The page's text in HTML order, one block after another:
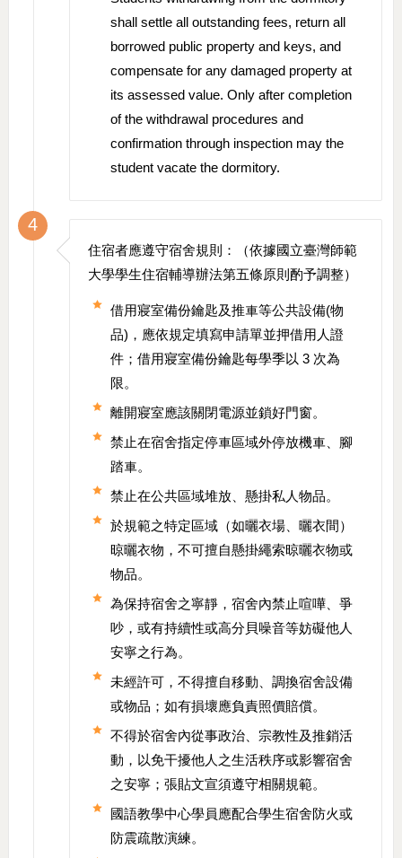
shall settle all outstanding fees, return all
borrowed public property and keys, and
compensate for any damaged property at
its assessed value. Only after completion
of the withdrawal procedures and
confirmation through inspection may the
student vacate the dormitory.
4
住宿者應遵守宿舍規則：（依據國立臺灣師範
大學學生住宿輔導辦法第五條原則酌予調整）
借用寢室備份鑰匙及推車等公共設備(物
品)，應依規定填寫申請單並押借用人證
件；借用寢室備份鑰匙每學季以 3 次為
限。
離開寢室應該關閉電源並鎖好門窗。
禁止在宿舍指定停車區域外停放機車、腳
踏車。
禁止在公共區域堆放、懸掛私人物品。
於規範之特定區域（如曬衣場、曬衣間）
晾曬衣物，不可擅自懸掛繩索晾曬衣物或
物品。
為保持宿舍之寧靜，宿舍內禁止喧嘩、爭
吵，或有持續性或高分貝噪音等妨礙他人
安寧之行為。
未經許可，不得擅自移動、調換宿舍設備
或物品；如有損壞應負責照價賠償。
不得於宿舍內從事政治、宗教性及推銷活
動，以免干擾他人之生活秩序或影響宿舍
之安寧；張貼文宣須遵守相關規範。
國語教學中心學員應配合學生宿舍防火或
防震疏散演練。